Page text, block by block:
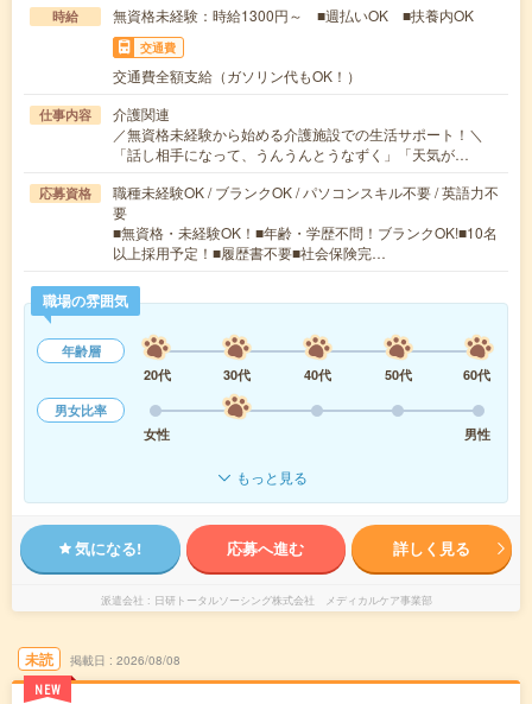
時給 無資格未経験：時給1300円～ ■週払いOK ■扶養内OK
交通費
交通費全額支給（ガソリン代もOK！）
仕事内容
介護関連
／無資格未経験から始める介護施設での生活サポート！＼
「話し相手になって、うんうんとうなずく」「天気が…
応募資格
職種未経験OK / ブランクOK / パソコンスキル不要 / 英語力不
要
■無資格・未経験OK！■年齢・学歴不問！ブランクOK!■10名
以上採用予定！■履歴書不要■社会保険完…
職場の雰囲気
年齢層
20代
30代 40代 50代
60代
男女比率
女性
男性
もっと見る
気になる! 応募へ進む 詳しく見る
派遣会社 日研トータルソーシング株式会社 メディカルケア事業部
未読
NEW
掲載日 2026/08/08